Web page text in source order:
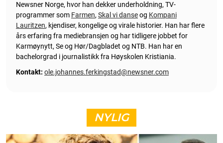
Newsner Norge, hvor han dekker underholdning, TV-
programmer som Farmen, Skal vi danseog Kompani
Lauritzen, kjendiser, kongelige og virale historier. Han har flere
års erfaring fra mediebransjen og har tidligere jobbet for
Karmøynytt, Se og Hør/Dagbladet og NTB. Han har en
bachelorgrad i journalistikk fra Høyskolen Kristiania.
Kontakt: ole.johannes.ferkingstad@newsner.com
NYLIG